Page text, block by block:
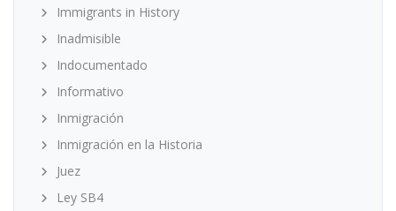
Immigrants in History
Inadmisible
Indocumentado
Informativo
Inmigración
Inmigración en la Historia
Juez
Ley SB4